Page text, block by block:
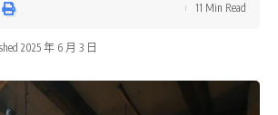
2025 年 6 月 3 日
11 Min Read